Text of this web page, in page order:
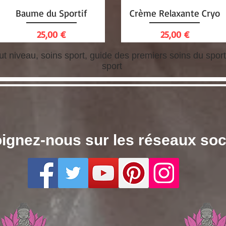
Aperçu rapide
Baume du Sportif
Prix
25,00 €
Aperçu rapide
Crème Relaxante Cryo
Prix
25,00 €
niveau, soins sport, guide des premiers soins du
sport
nous sur les réseaux